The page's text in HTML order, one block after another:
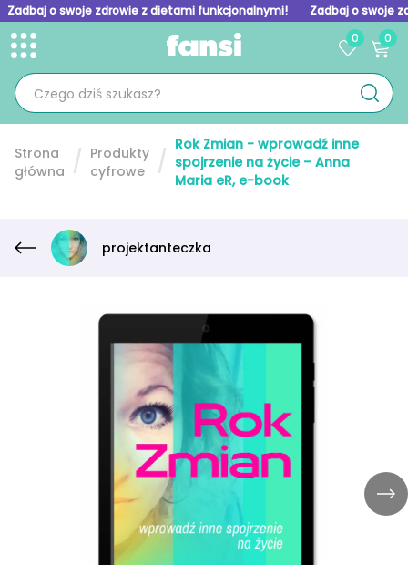
Zadbaj o swoje zdrowie z dietami funkcjonalnymi! Zadbaj o swoje
Toggle menu
0 0
Strona
główna
Produkty
cyfrowe
Rok Zmian - wprowadź inne
spojrzenie na życie – Anna
Maria eR, e-book
projektanteczka